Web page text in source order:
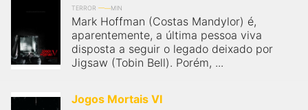
TERROR MIN
Mark Hoffman (Costas Mandylor) é,
aparentemente, a última pessoa viva
disposta a seguir o legado deixado por
Jigsaw (Tobin Bell). Porém, ...
Jogos Mortais VI